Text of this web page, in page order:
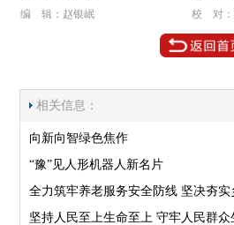
编 辑：赵银岷
校 对
相关信息：
向新向智绿色焦作
“豫”见人形机器人新名片
全力筑牢养老服务安全防线 坚决夯
坚持人民至上生命至上 守牢人民群